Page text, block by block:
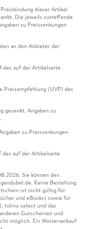
dieser Artikel
Die jeweils zutreffende
zu Preissenkungen
an den Anbieter der
des auf der Artikelseite
Preisempfehlung (UVP) des
gesenkt. Angaben zu
zu Preissenkungen
des auf der Artikelseite
Sie können den
Keine Bestellung
ist nicht gültig für
und eBooks) sowie für
tolino select und das
Gutscheinen und
möglich. Ein Weiterverkauf